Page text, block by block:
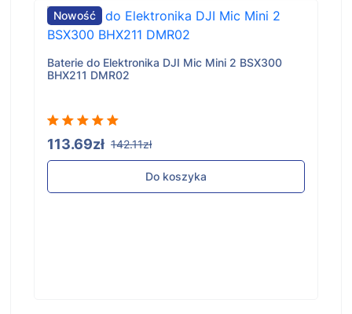
Nowość
Baterie do Elektronika DJI Mic Mini 2 BSX300
BHX211 DMR02
113.69zł 142.11zł
Do koszyka